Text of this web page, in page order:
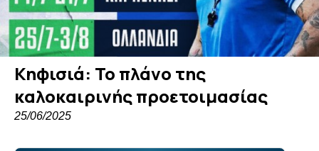
Κηφισιά: Το πλάνο της
καλοκαιρινής προετοιμασίας
25/06/2025